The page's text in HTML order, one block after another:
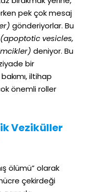
pek çok mesaj
gönderiyorlar. Bu
(apoptotic vesicles,
deniyor. Bu
bir
iltihap
önemli roller
Veziküller
ölümü” olarak
çekirdeği